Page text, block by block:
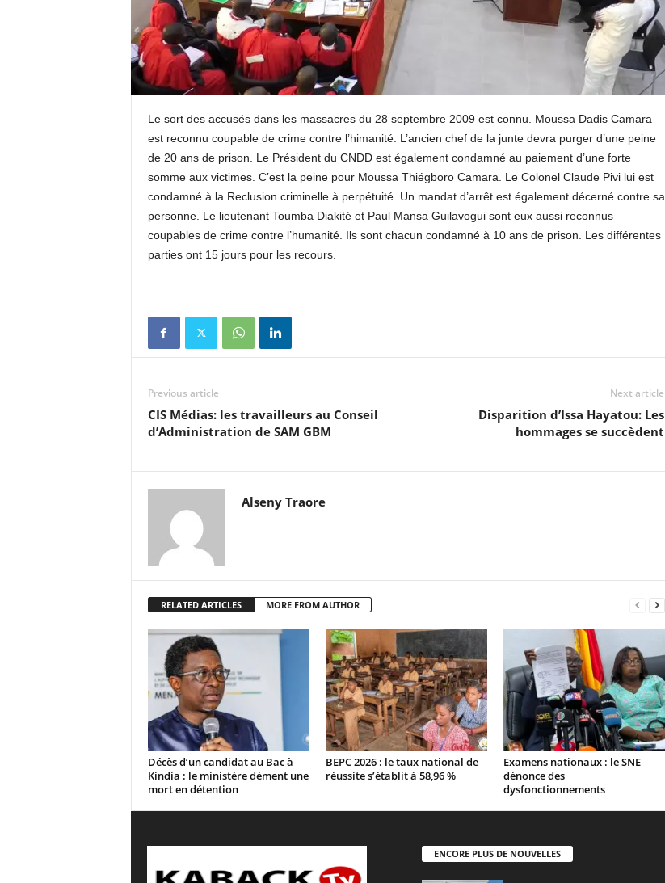
k
b
a
k
t
v
e
e
Le sort des accusés dans les massacres du 28 septembre 2009 est connu. Moussa Dadis Camara
est reconnu coupable de crime contre l’himanité. L’ancien chef de la junte devra purger d’une peine
de 20 ans de prison. Le Président du CNDD est également condamné au paiement d’une forte
somme aux victimes. C’est la peine pour Moussa Thiégboro Camara. Le Colonel Claude Pivi lui est
condamné à la Reclusion criminelle à perpétuité. Un mandat d’arrêt est également décerné contre sa
personne. Le lieutenant Toumba Diakité et Paul Mansa Guilavogui sont eux aussi reconnus
coupables de crime contre l’humanité. Ils sont chacun condamné à 10 ans de prison. Les différentes
parties ont 15 jours pour les recours.
Previous article
CIS Médias: les travailleurs au Conseil
d’Administration de SAM GBM
Next article
Disparition d’Issa Hayatou: Les
hommages se succèdent
Alseny Traore
RELATED ARTICLES MORE FROM AUTHOR
Décès d’un candidat au Bac à
Kindia : le ministère dément une
mort en détention
BEPC 2026 : le taux national de
réussite s’établit à 58,96 %
Examens nationaux : le SNE
dénonce des
dysfonctionnements
ENCORE PLUS DE NOUVELLES